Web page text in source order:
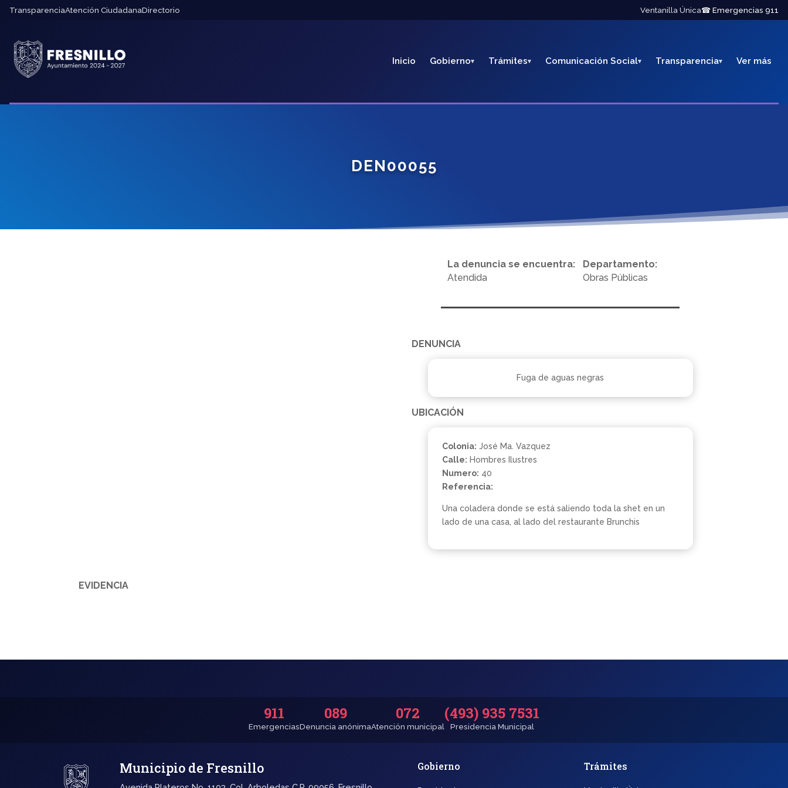
TransparenciaAtención CiudadanaDirectorio Ventanilla Única☎ Emergencias 911
Inicio Gobierno Trámites Comunicación Social Transparencia Ver más
DEN00055
La denuncia se encuentra:
Atendida
Departamento:
Obras Públicas
DENUNCIA
Fuga de aguas negras
UBICACIÓN
Colonia: José Ma. Vazquez
Calle: Hombres Ilustres
Numero: 40
Referencia:
Una coladera donde se está saliendo toda la shet en un
lado de una casa, al lado del restaurante Brunchis
EVIDENCIA
911
Emergencias
089
Denuncia anónima
072
Atención municipal
(493) 935 7531
Presidencia Municipal
Municipio de Fresnillo Gobierno Trámites